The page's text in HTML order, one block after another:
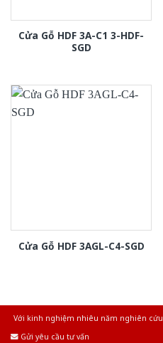
Cửa Gỗ HDF 3A-C1 3-HDF-
SGD
Cửa Gỗ HDF 3AGL-C4-SGD
Với kinh nghiệm nhiêu năm nghiên
Gửi yêu cầu tư vấn